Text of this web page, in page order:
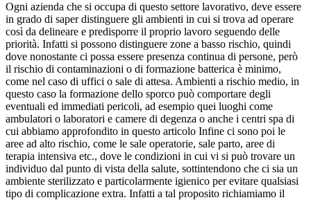
Ogni azienda che si occupa di questo settore lavorativo, deve essere
in grado di saper distinguere gli ambienti in cui si trova ad operare
così da delineare e predisporre il proprio lavoro seguendo delle
priorità. Infatti si possono distinguere zone a basso rischio, quindi
dove nonostante ci possa essere presenza continua di persone, però
il rischio di contaminazioni o di formazione batterica è minimo,
come nel caso di uffici o sale di attesa. Ambienti a rischio medio, in
questo caso la formazione dello sporco può comportare degli
eventuali ed immediati pericoli, ad esempio quei luoghi come
ambulatori o laboratori e camere di degenza o anche i centri spa di
cui abbiamo approfondito in questo articolo Infine ci sono poi le
aree ad alto rischio, come le sale operatorie, sale parto, aree di
terapia intensiva etc., dove le condizioni in cui vi si può trovare un
individuo dal punto di vista della salute, sottintendono che ci sia un
ambiente sterilizzato e particolarmente igienico per evitare qualsiasi
tipo di complicazione extra. Infatti a tal proposito richiamiamo il